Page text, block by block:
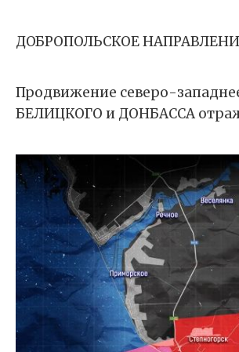
ДОБРОПОЛЬСКОЕ
Продвижение северо-
БЕЛИЦКОГО и ДОНБАССА